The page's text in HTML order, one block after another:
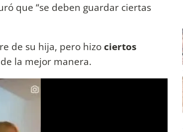
que “se deben guardar ciertas
de su hija, pero hizo ciertos
la mejor manera.